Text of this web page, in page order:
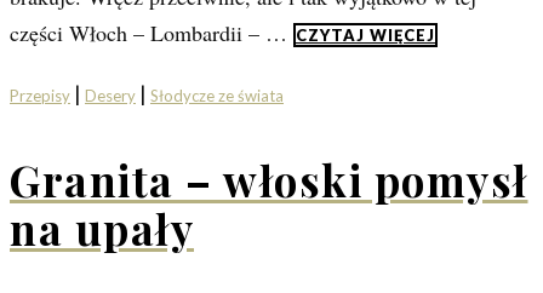
części Włoch – Lombardii – …
CZYTAJ WIĘCEJ
Przepisy | Desery | Słodycze ze świata
Granita – włoski pomysł
na upały